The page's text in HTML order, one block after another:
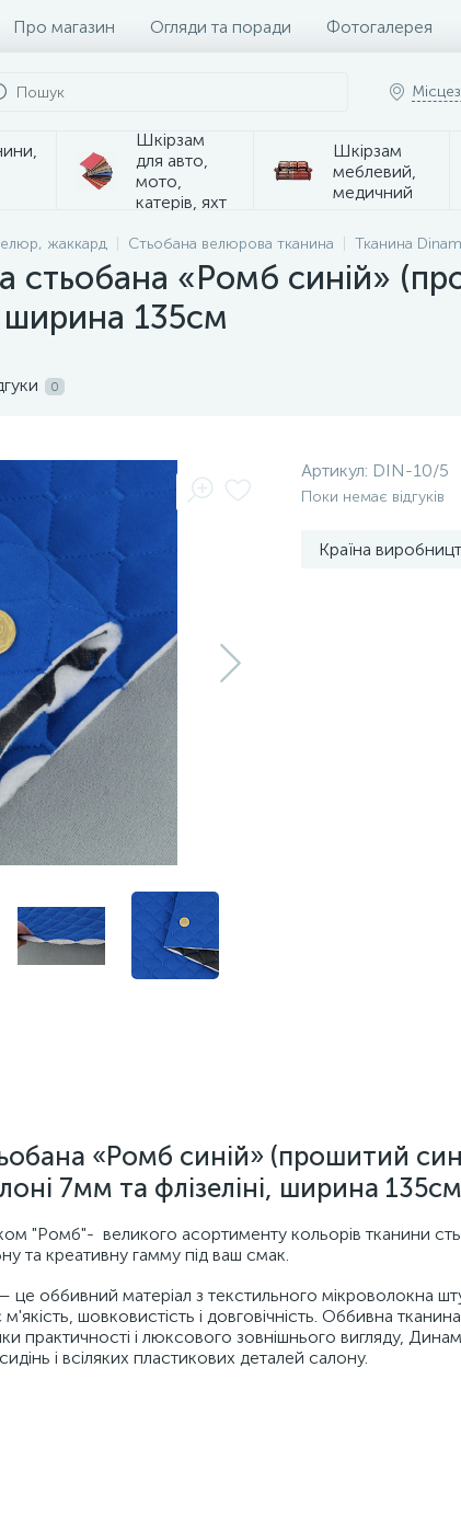
Про магазин Огляди та поради Фотогалерея
Шкірзам
для авто,
мото,
катерів, яхт
Шкірзам
меблевий,
медичний
жаккард Стьобана велюрова тканина Тканина
стьобана «Ромб синій»
ширина 135см
0
Артикул: DIN-10/5
Поки немає відгуків
Країна
«Ромб синій» (прошитий
7мм та флізеліні, ширина 135см
"Ромб"- великого асортименту кольорів тканини
та креативну гамму під ваш смак.
це оббивний матеріал з текстильного мікроволокна
шовковистість і довговічність. Оббивна
практичності і люксового зовнішнього вигляду,
і всіляких пластикових деталей салону.